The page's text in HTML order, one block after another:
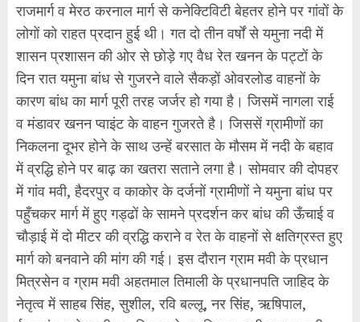
राजमार्ग व मेरठ करनाल मार्ग से कनेक्टिविटी बेहतर होने पर गांवों के
लोगों को राहत प्रदान हुई थी। गत दो तीन वर्षों से यमुना नदी में
शासन प्रशासन की ओर से छोड़े गए वैध रेत खनन के पट्टों के
दिन रात यमुना बांध से गुजरने वाले सैकड़ों ओवरलोड वाहनों के
कारण बांध का मार्ग पूरी तरह जर्जर हो गया है। जिसमें नागला राई
व मंडावर खनन प्वाइंट के वाहन गुजरते है। जिससें ग्रामीणों का
निकलना दूभर होने के साथ उन्हें बरसात के मौसम में नदी के बहाव
में व्रद्धि होने पर बाढ़ का खतरा सताने लगा है। सोमवार की दोपहर
में गांव मवी, हैदरपुर व काकोर के दर्जनों ग्रामीणों ने यमुना बांध पर
पहुँचकर मार्ग में हुए गड्ढों के सामने प्रदर्शन कर बांध की ऊँचाई व
चौड़ाई में दो मीटर की व्रद्धि कराने व रेत के वाहनों से क्षतिग्रस्त हुए
मार्ग को बनवाने की मांग की गई। इस दौरान ग्राम मवी के प्रधान
मित्रसेन व ग्राम मवी अहतमाल तिमाली के प्रधानपति जाहिद के
नेतृत्व में साहब सिंह, सुशील, रवि बल्लू, नर सिंह, ऋषिपाल,